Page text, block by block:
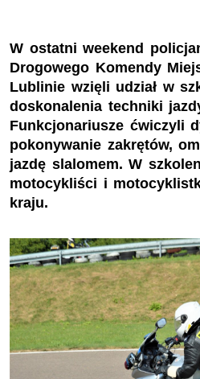
W ostatni weekend
Drogowego Komendy
Lublinie wzięli udział w
doskonalenia techniki
Funkcjonariusze ćwiczyli
pokonywanie zakrętów,
jazdę slalomem. W
motocykliści i
kraju.